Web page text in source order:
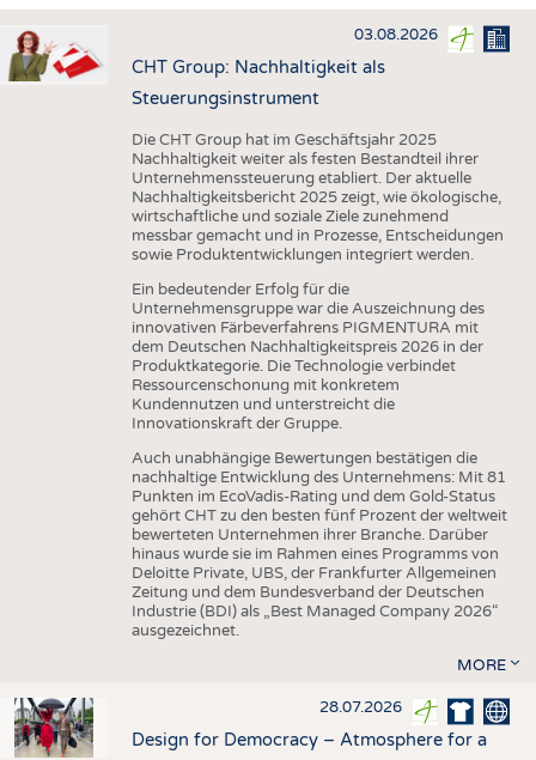
HAUS- UND HEIMTEXTILIEN
BEKLEIDUNG
AUSSCHREIBUNGEN
DTV AUSSCHREIBUNGSDIENST
STATISTICS
ADRESSEN & LINKS
PUBLIKATIONEN
BRANCHENTERMINE
03.08.2026
CHT Group: Nachhaltigkeit als
Steuerungsinstrument
Die CHT Group hat im Geschäftsjahr 2025
Nachhaltigkeit weiter als festen Bestandteil ihrer
Unternehmenssteuerung etabliert. Der aktuelle
Nachhaltigkeitsbericht 2025 zeigt, wie ökologische,
wirtschaftliche und soziale Ziele zunehmend
messbar gemacht und in Prozesse, Entscheidungen
sowie Produktentwicklungen integriert werden.
Ein bedeutender Erfolg für die
Unternehmensgruppe war die Auszeichnung des
innovativen Färbeverfahrens PIGMENTURA mit
dem Deutschen Nachhaltigkeitspreis 2026 in der
Produktkategorie. Die Technologie verbindet
Ressourcenschonung mit konkretem
Kundennutzen und unterstreicht die
Innovationskraft der Gruppe.
Auch unabhängige Bewertungen bestätigen die
nachhaltige Entwicklung des Unternehmens: Mit 81
Punkten im EcoVadis-Rating und dem Gold-Status
gehört CHT zu den besten fünf Prozent der weltweit
bewerteten Unternehmen ihrer Branche. Darüber
hinaus wurde sie im Rahmen eines Programms von
Deloitte Private, UBS, der Frankfurter Allgemeinen
Zeitung und dem Bundesverband der Deutschen
Industrie (BDI) als „Best Managed Company 2026“
ausgezeichnet.
MORE
28.07.2026
Design for Democracy – Atmosphere for a